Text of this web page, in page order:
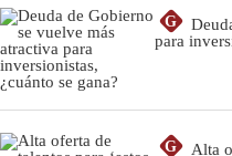
G
para
G
Alta